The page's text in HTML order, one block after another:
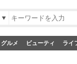
グルメ ビューティ ライ